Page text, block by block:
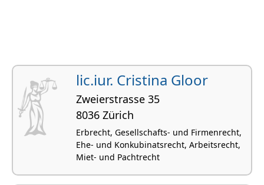
lic.iur. Cristina Gloor
Zweierstrasse 35
8036 Zürich
Erbrecht, Gesellschafts- und Firmenrecht,
Ehe- und Konkubinatsrecht, Arbeitsrecht,
Miet- und Pachtrecht